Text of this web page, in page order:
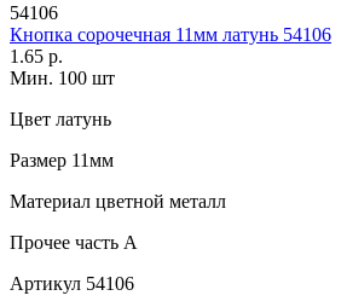
54106
Кнопка сорочечная 11мм латунь 54106
1.65 р.
Мин. 100 шт
Цвет латунь
Размер 11мм
Материал цветной металл
Прочее часть A
Артикул 54106